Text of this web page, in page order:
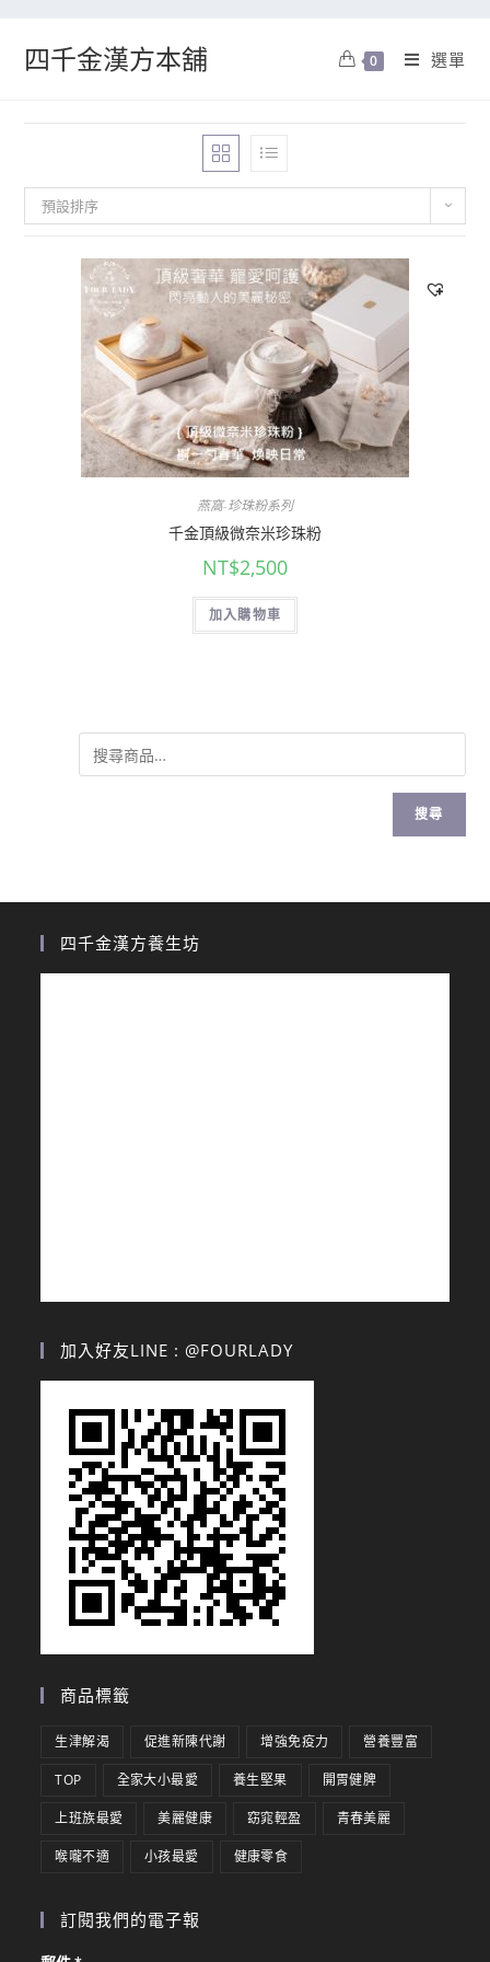
四千金漢方本舖 0 選單
預設排序
燕窩-珍珠粉系列
千金頂級微奈米珍珠粉
NT$2,500
加入購物車
搜尋
四千金漢方養生坊
加入好友LINE : @FOURLADY
商品標籤
生津解渴 促進新陳代謝 增強免疫力 營養豐富
TOP 全家大小最愛 養生堅果 開胃健脾
上班族最愛 美麗健康 窈窕輕盈 青春美麗
喉嚨不適 小孩最愛 健康零食
訂閱我們的電子報